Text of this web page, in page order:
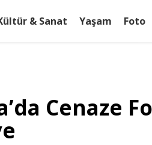
& Sanat Yaşam Foto
Cenaze